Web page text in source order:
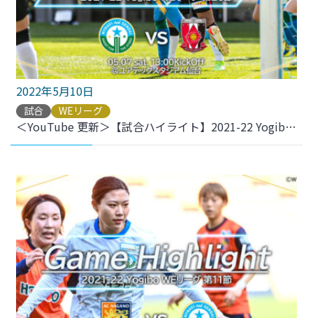
2022年5月10日
試合 WEリーグ
＜YouTube 更新＞【試合ハイライト】2021-22 YogiboWEリーグ 第20節 vs.三菱重工浦和レッズレディース をアップしました